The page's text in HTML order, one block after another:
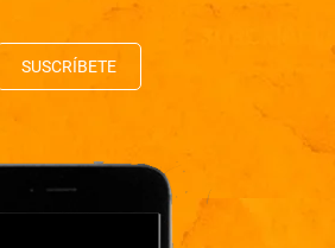
SUSCRÍBETE